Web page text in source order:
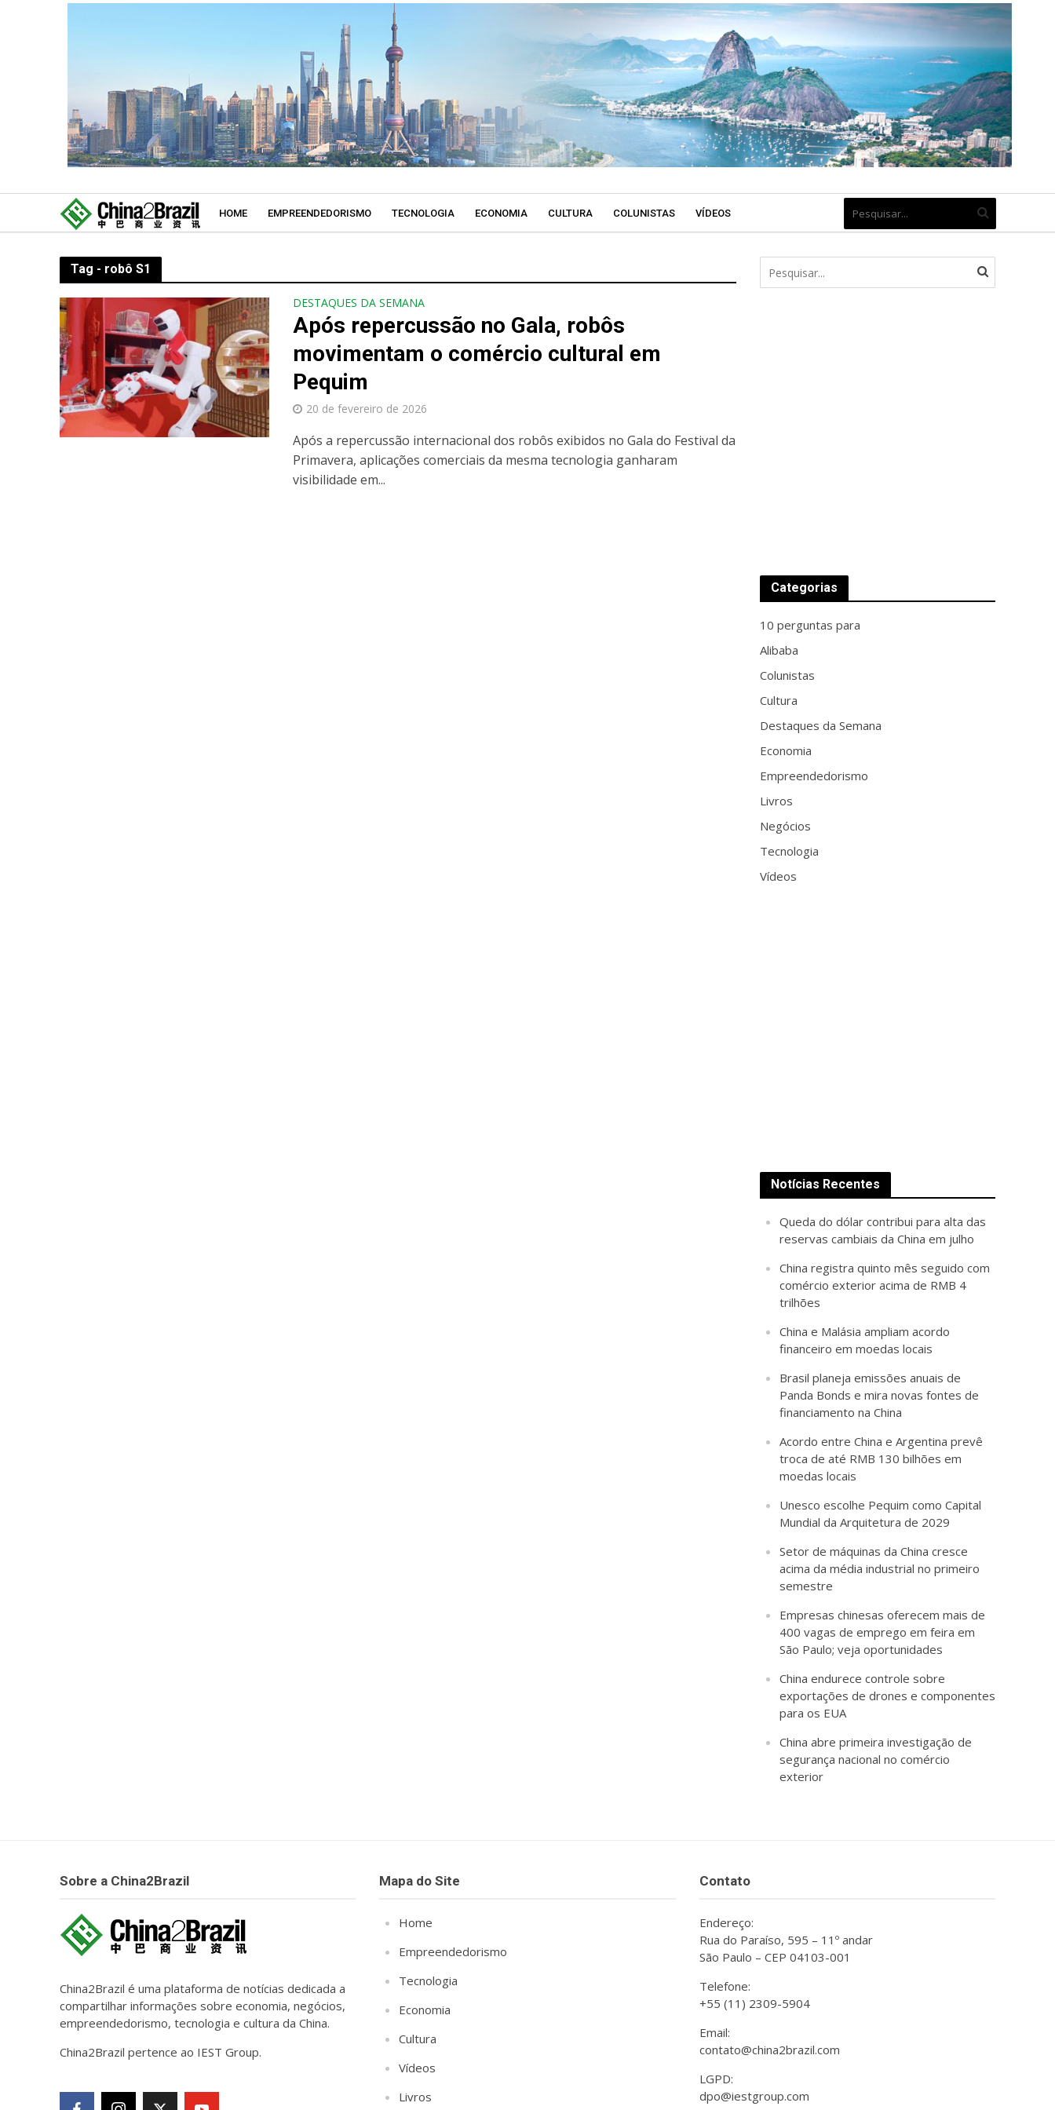
HOME EMPREENDEDORISMO TECNOLOGIA ECONOMIA CULTURA COLUNISTAS VÍDEOS
Tag - robô S1
DESTAQUES DA SEMANA
Após repercussão no Gala, robôs
movimentam o comércio cultural em
Pequim
20 de fevereiro de 2026
Após a repercussão internacional dos robôs exibidos no Gala do Festival da
Primavera, aplicações comerciais da mesma tecnologia ganharam
visibilidade em...
Categorias
10 perguntas para
Alibaba
Colunistas
Cultura
Destaques da Semana
Economia
Empreendedorismo
Livros
Negócios
Tecnologia
Vídeos
Notícias Recentes
Queda do dólar contribui para alta das
reservas cambiais da China em julho
China registra quinto mês seguido com
comércio exterior acima de RMB 4
trilhões
China e Malásia ampliam acordo
financeiro em moedas locais
Brasil planeja emissões anuais de
Panda Bonds e mira novas fontes de
financiamento na China
Acordo entre China e Argentina prevê
troca de até RMB 130 bilhões em
moedas locais
Unesco escolhe Pequim como Capital
Mundial da Arquitetura de 2029
Setor de máquinas da China cresce
acima da média industrial no primeiro
semestre
Empresas chinesas oferecem mais de
400 vagas de emprego em feira em
São Paulo; veja oportunidades
China endurece controle sobre
exportações de drones e componentes
para os EUA
China abre primeira investigação de
segurança nacional no comércio
exterior
Sobre a China2Brazil
China2Brazil é uma plataforma de notícias dedicada a
compartilhar informações sobre economia, negócios,
empreendedorismo, tecnologia e cultura da China.
China2Brazil pertence ao IEST Group.
Mapa do Site
Home
Empreendedorismo
Tecnologia
Economia
Cultura
Vídeos
Livros
Contato
Endereço:
Rua do Paraíso, 595 – 11º andar
São Paulo – CEP 04103-001
Telefone:
+55 (11) 2309-5904
Email:
contato@china2brazil.com
LGPD:
dpo@iestgroup.com